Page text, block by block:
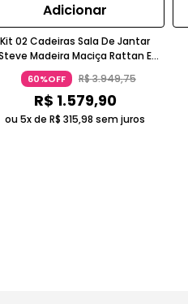
Adicionar
Kit 02 Cadeiras Sala De Jantar
Madeira Maciça Rattan E
Linho Cinza Ébano Gran Belo
60%OFF R$3.949,75
R$ 1.579,90
ou 5x deR$ 315,98 sem juros